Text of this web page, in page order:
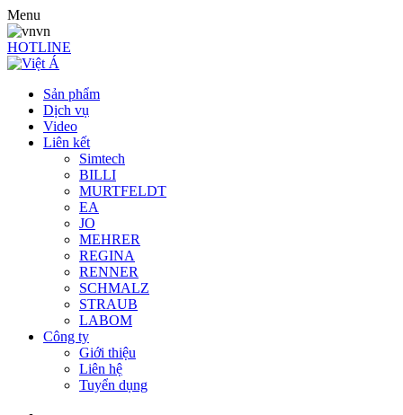
Menu
vn
HOTLINE
Sản phẩm
Dịch vụ
Video
Liên kết
Simtech
BILLI
MURTFELDT
EA
JO
MEHRER
REGINA
RENNER
SCHMALZ
STRAUB
LABOM
Công ty
Giới thiệu
Liên hệ
Tuyển dụng